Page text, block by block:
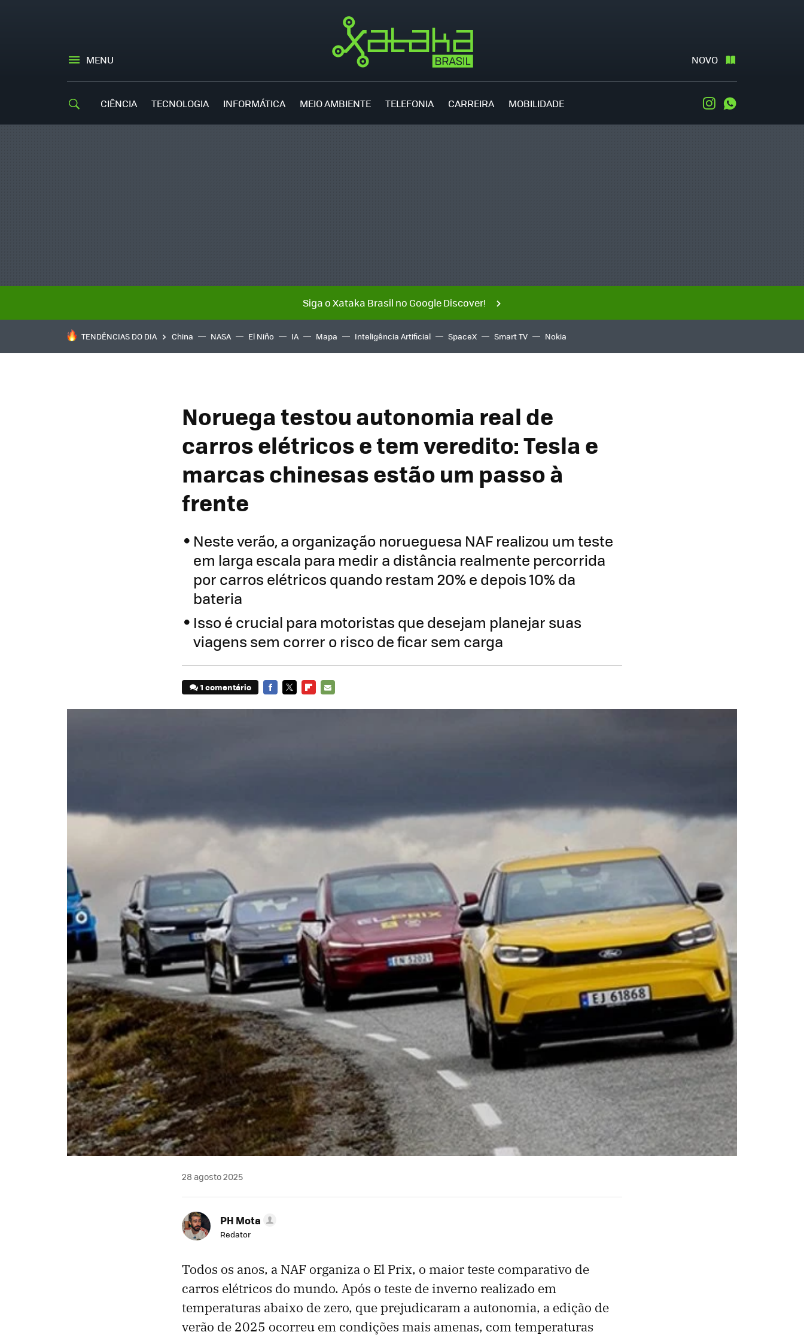
MENU NOVO
CIÊNCIA TECNOLOGIA INFORMÁTICA MEIO AMBIENTE TELEFONIA CARREIRA MOBILIDADE Instagram
Siga o Xataka Brasil no Google Discover!
TENDÊNCIAS DO DIA China NASA El Niño IA Mapa Inteligência Artificial SpaceX Smart TV Nokia
Noruega testou autonomia real de
carros elétricos e tem veredito: Tesla e
marcas chinesas estão um passo à
frente
Neste verão, a organização norueguesa NAF realizou um teste
em larga escala para medir a distância realmente percorrida
por carros elétricos quando restam 20% e depois 10% da
bateria
Isso é crucial para motoristas que desejam planejar suas
viagens sem correr o risco de ficar sem carga
1 comentário
28 agosto 2025
PH Mota
Redator
Todos os anos, a NAF organiza o El Prix, o maior teste comparativo de
carros elétricos do mundo. Após o teste de inverno realizado em
temperaturas abaixo de zero, que prejudicaram a autonomia, a edição de
verão de 2025 ocorreu em condições mais amenas, com temperaturas